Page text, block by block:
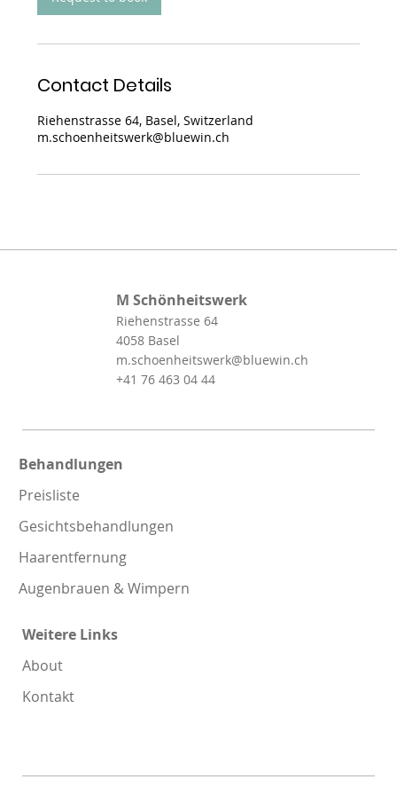
Contact Details
Riehenstrasse 64, Basel, Switzerland
m.schoenheitswerk@bluewin.ch
Behandlungen
Preisliste
Gesichtsbehandlungen
Haarentfernung
Augenbrauen & Wimpern
Weitere Links
About
Kontakt
M Schönheitswerk
Riehenstrasse 64
4058 Basel
m.schoenheitswerk@bluewin.ch
+41 76 463 04 44